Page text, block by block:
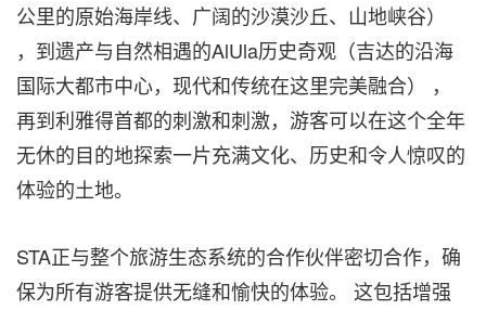
公里的原始海岸线、广阔的沙漠沙丘、山地峡谷）
，到遗产与自然相遇的AlUla历史奇观（吉达的沿海
国际大都市中心，现代和传统在这里完美融合） ，
再到利雅得首都的刺激和刺激，游客可以在这个全年
无休的目的地探索一片充满文化、历史和令人惊叹的
体验的土地。
STA正与整个旅游生态系统的合作伙伴密切合作，确
保为所有游客提供无缝和愉快的体验。 这包括增强